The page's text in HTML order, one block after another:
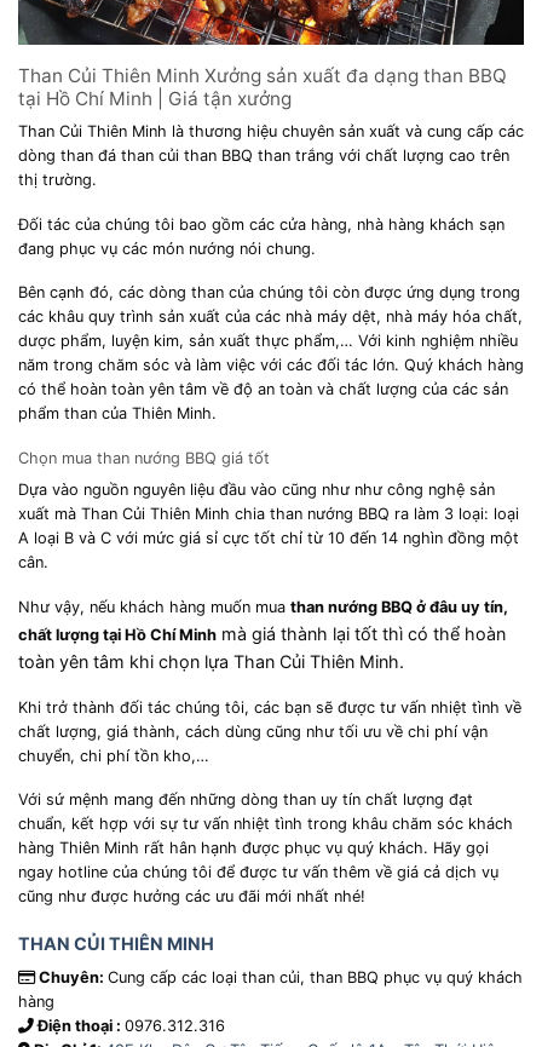
Than Củi Thiên Minh Xưởng sản xuất đa dạng than BBQ
tại Hồ Chí Minh | Giá tận xưởng
Than Củi Thiên Minh là thương hiệu chuyên sản xuất và cung cấp các
dòng than đá than củi than BBQ than trắng với chất lượng cao trên
thị trường.
Đối tác của chúng tôi bao gồm các cửa hàng, nhà hàng khách sạn
đang phục vụ các món nướng nói chung.
Bên cạnh đó, các dòng than của chúng tôi còn được ứng dụng trong
các khâu quy trình sản xuất của các nhà máy dệt, nhà máy hóa chất,
dược phẩm, luyện kim, sản xuất thực phẩm,… Với kinh nghiệm nhiều
năm trong chăm sóc và làm việc với các đối tác lớn. Quý khách hàng
có thể hoàn toàn yên tâm về độ an toàn và chất lượng của các sản
phẩm than của Thiên Minh.
Chọn mua than nướng BBQ giá tốt
Dựa vào nguồn nguyên liệu đầu vào cũng như như công nghệ sản
xuất mà Than Củi Thiên Minh chia than nướng BBQ ra làm 3 loại: loại
A loại B và C với mức giá sỉ cực tốt chỉ từ 10 đến 14 nghìn đồng một
cân.
Như vậy, nếu khách hàng muốn mua than nướng BBQ ở đâu uy tín,
chất lượng tại Hồ Chí Minh mà giá thành lại tốt thì có thể hoàn
toàn yên tâm khi chọn lựa Than Củi Thiên Minh.
Khi trở thành đối tác chúng tôi, các bạn sẽ được tư vấn nhiệt tình về
chất lượng, giá thành, cách dùng cũng như tối ưu về chi phí vận
chuyển, chi phí tồn kho,…
Với sứ mệnh mang đến những dòng than uy tín chất lượng đạt
chuẩn, kết hợp với sự tư vấn nhiệt tình trong khâu chăm sóc khách
hàng Thiên Minh rất hân hạnh được phục vụ quý khách. Hãy gọi
ngay hotline của chúng tôi để được tư vấn thêm về giá cả dịch vụ
cũng như được hưởng các ưu đãi mới nhất nhé!
THAN CỦI THIÊN MINH
Chuyên: Cung cấp các loại than củi, than BBQ phục vụ quý khách
hàng
Điện thoại : 0976.312.316